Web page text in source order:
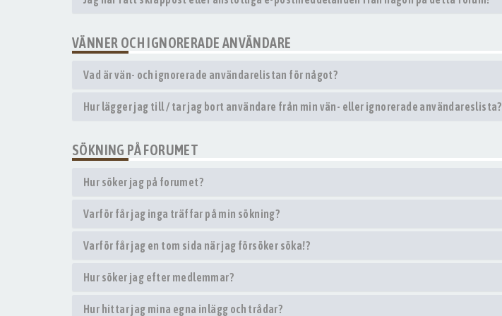
VÄNNER OCH IGNORERADE ANVÄNDARE
Vad är vän- och ignorerade användarelistan för något?
Hur lägger jag till / tar jag bort användare från min vän- eller ignorerade användareslista?
SÖKNING PÅ FORUMET
Hur söker jag på forumet?
Varför får jag inga träffar på min sökning?
Varför får jag en tom sida när jag försöker söka!?
Hur söker jag efter medlemmar?
Hur hittar jag mina egna inlägg och trådar?